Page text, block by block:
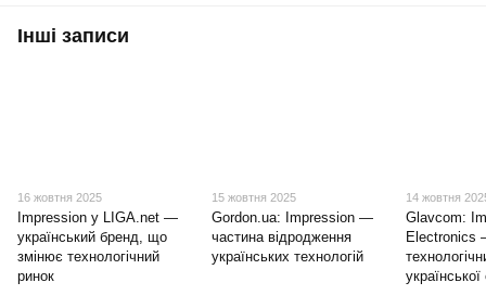
Інші записи
16 жовтня 2025
Impression у LIGA.net —
український бренд, що
змінює технологічний
ринок
15 жовтня 2025
Gordon.ua: Impression —
частина відродження
українських технологій
14 жовтня
Glavcom:
Electronics
української